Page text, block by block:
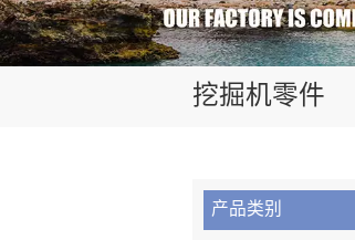
挖掘机零件
产品类别